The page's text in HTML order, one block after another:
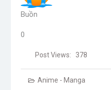
Buồn
0
Post Views: 378
Anime - Manga